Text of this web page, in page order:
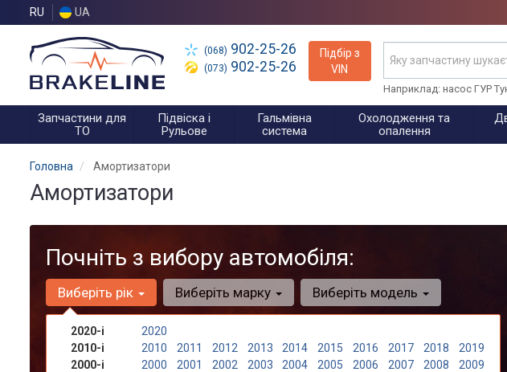
RU UA
(068) 902-25-26
(073) 902-25-26
Підбір з
VIN
Наприклад: насос ГУР
Запчастини для
ТО
Підвіска і
Рульове
Гальмівна
система
Охолодження та
опалення
Головна Амортизатори
Амортизатори
Почніть з вибору автомобіля:
Виберіть рік
2020-і
2020
2010-і
2010 2011 2012 2013 2014 2015 2016 2017 2018
2019
2000-і
2000 2001 2002 2003 2004 2005 2006 2007 2008
2009
Виберіть марку Виберіть модель